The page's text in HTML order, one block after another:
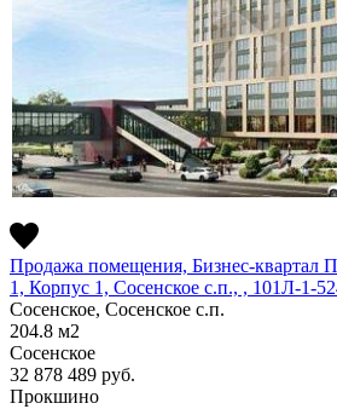
Продажа помещения, Бизнес-квартал
1, Корпус 1, Сосенское c.п., , 101Л-1-
Сосенское, Сосенское c.п.
204.8 м2
Сосенское
32 878 489 руб.
Прокшино